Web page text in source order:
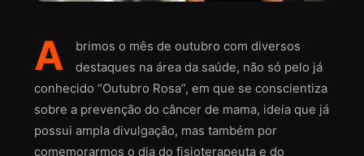
A
brimos o mês de outubro com diversos
destaques na área da saúde, não só pelo já
conhecido “Outubro Rosa”, em que se conscientiza
sobre a prevenção do câncer de mama, ideia que já
possui ampla divulgação, mas também por
comemorarmos o dia do fisioterapeuta e do